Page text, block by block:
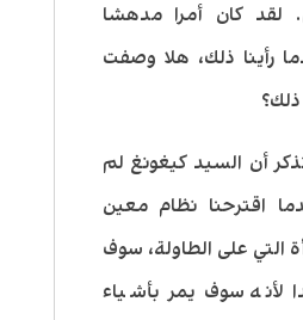
لقد كان أمرا مدهشا
رأينا ذلك، هلا وصفت
أن السيد كيغونغ لم
اقترحنا نظام معين
التي على الطاولة، سوف
لأنه سوف يمر بأشياء